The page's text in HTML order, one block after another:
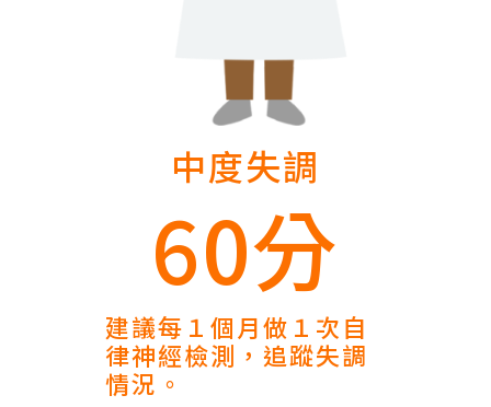
中度失調
60分
建議每１個月做１次自
律神經檢測，追蹤失調
情況。